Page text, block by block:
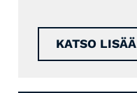
KATSO LISÄÄ